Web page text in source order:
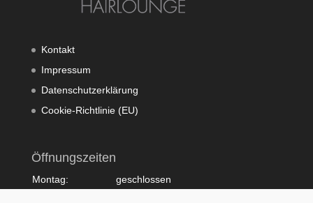
Kontakt
Impressum
Datenschutzerklärung
Cookie-Richtlinie (EU)
Öffnungszeiten
Montag:
geschlossen